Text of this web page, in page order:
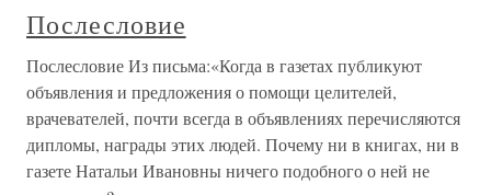
Послесловие
Послесловие Из письма:«Когда в газетах публикуют
объявления и предложения о помощи целителей,
врачевателей, почти всегда в объявлениях перечисляются
дипломы, награды этих людей. Почему ни в книгах, ни в
газете Натальи Ивановны ничего подобного о ней не